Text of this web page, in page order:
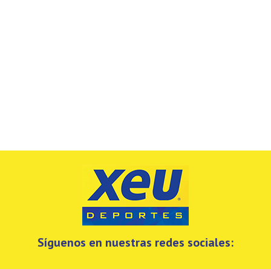
Síguenos en nuestras redes sociales: